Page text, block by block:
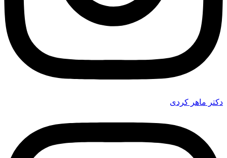
دکتر ماهر کردی